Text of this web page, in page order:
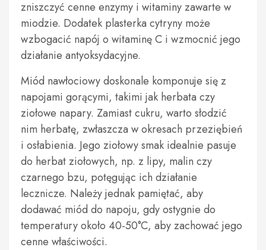
zniszczyć cenne enzymy i witaminy zawarte w
miodzie. Dodatek plasterka cytryny może
wzbogacić napój o witaminę C i wzmocnić jego
działanie antyoksydacyjne.
Miód nawłociowy doskonale komponuje się z
napojami gorącymi, takimi jak herbata czy
ziołowe napary. Zamiast cukru, warto słodzić
nim herbatę, zwłaszcza w okresach przeziębień
i osłabienia. Jego ziołowy smak idealnie pasuje
do herbat ziołowych, np. z lipy, malin czy
czarnego bzu, potęgując ich działanie
lecznicze. Należy jednak pamiętać, aby
dodawać miód do napoju, gdy ostygnie do
temperatury około 40-50°C, aby zachować jego
cenne właściwości.